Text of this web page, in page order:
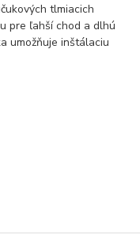
tlmiacich
pre ľahší chod a dlhú
umožňuje inštálaciu